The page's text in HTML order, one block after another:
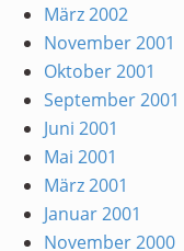
März 2002
November 2001
Oktober 2001
September 2001
Juni 2001
Mai 2001
März 2001
Januar 2001
November 2000